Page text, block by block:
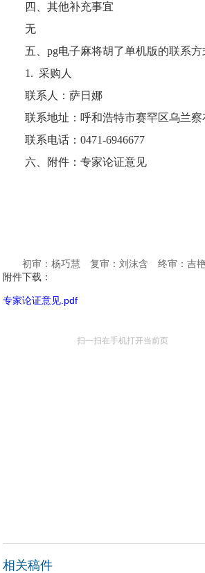
四、其他补充事宜
无
五、pg电子麻将胡了单机版的联系方
1. 采购人
联系人：萨日娜
联系地址：呼和浩特市赛罕区乌兰察
联系电话：0471-6946677
六、附件： 专家论证意见
初审：杨巧慧 复审：刘沫含 终审：吉
附件下载：
专家论证意见.pdf
扫一扫在手机打开当前页
相关稿件